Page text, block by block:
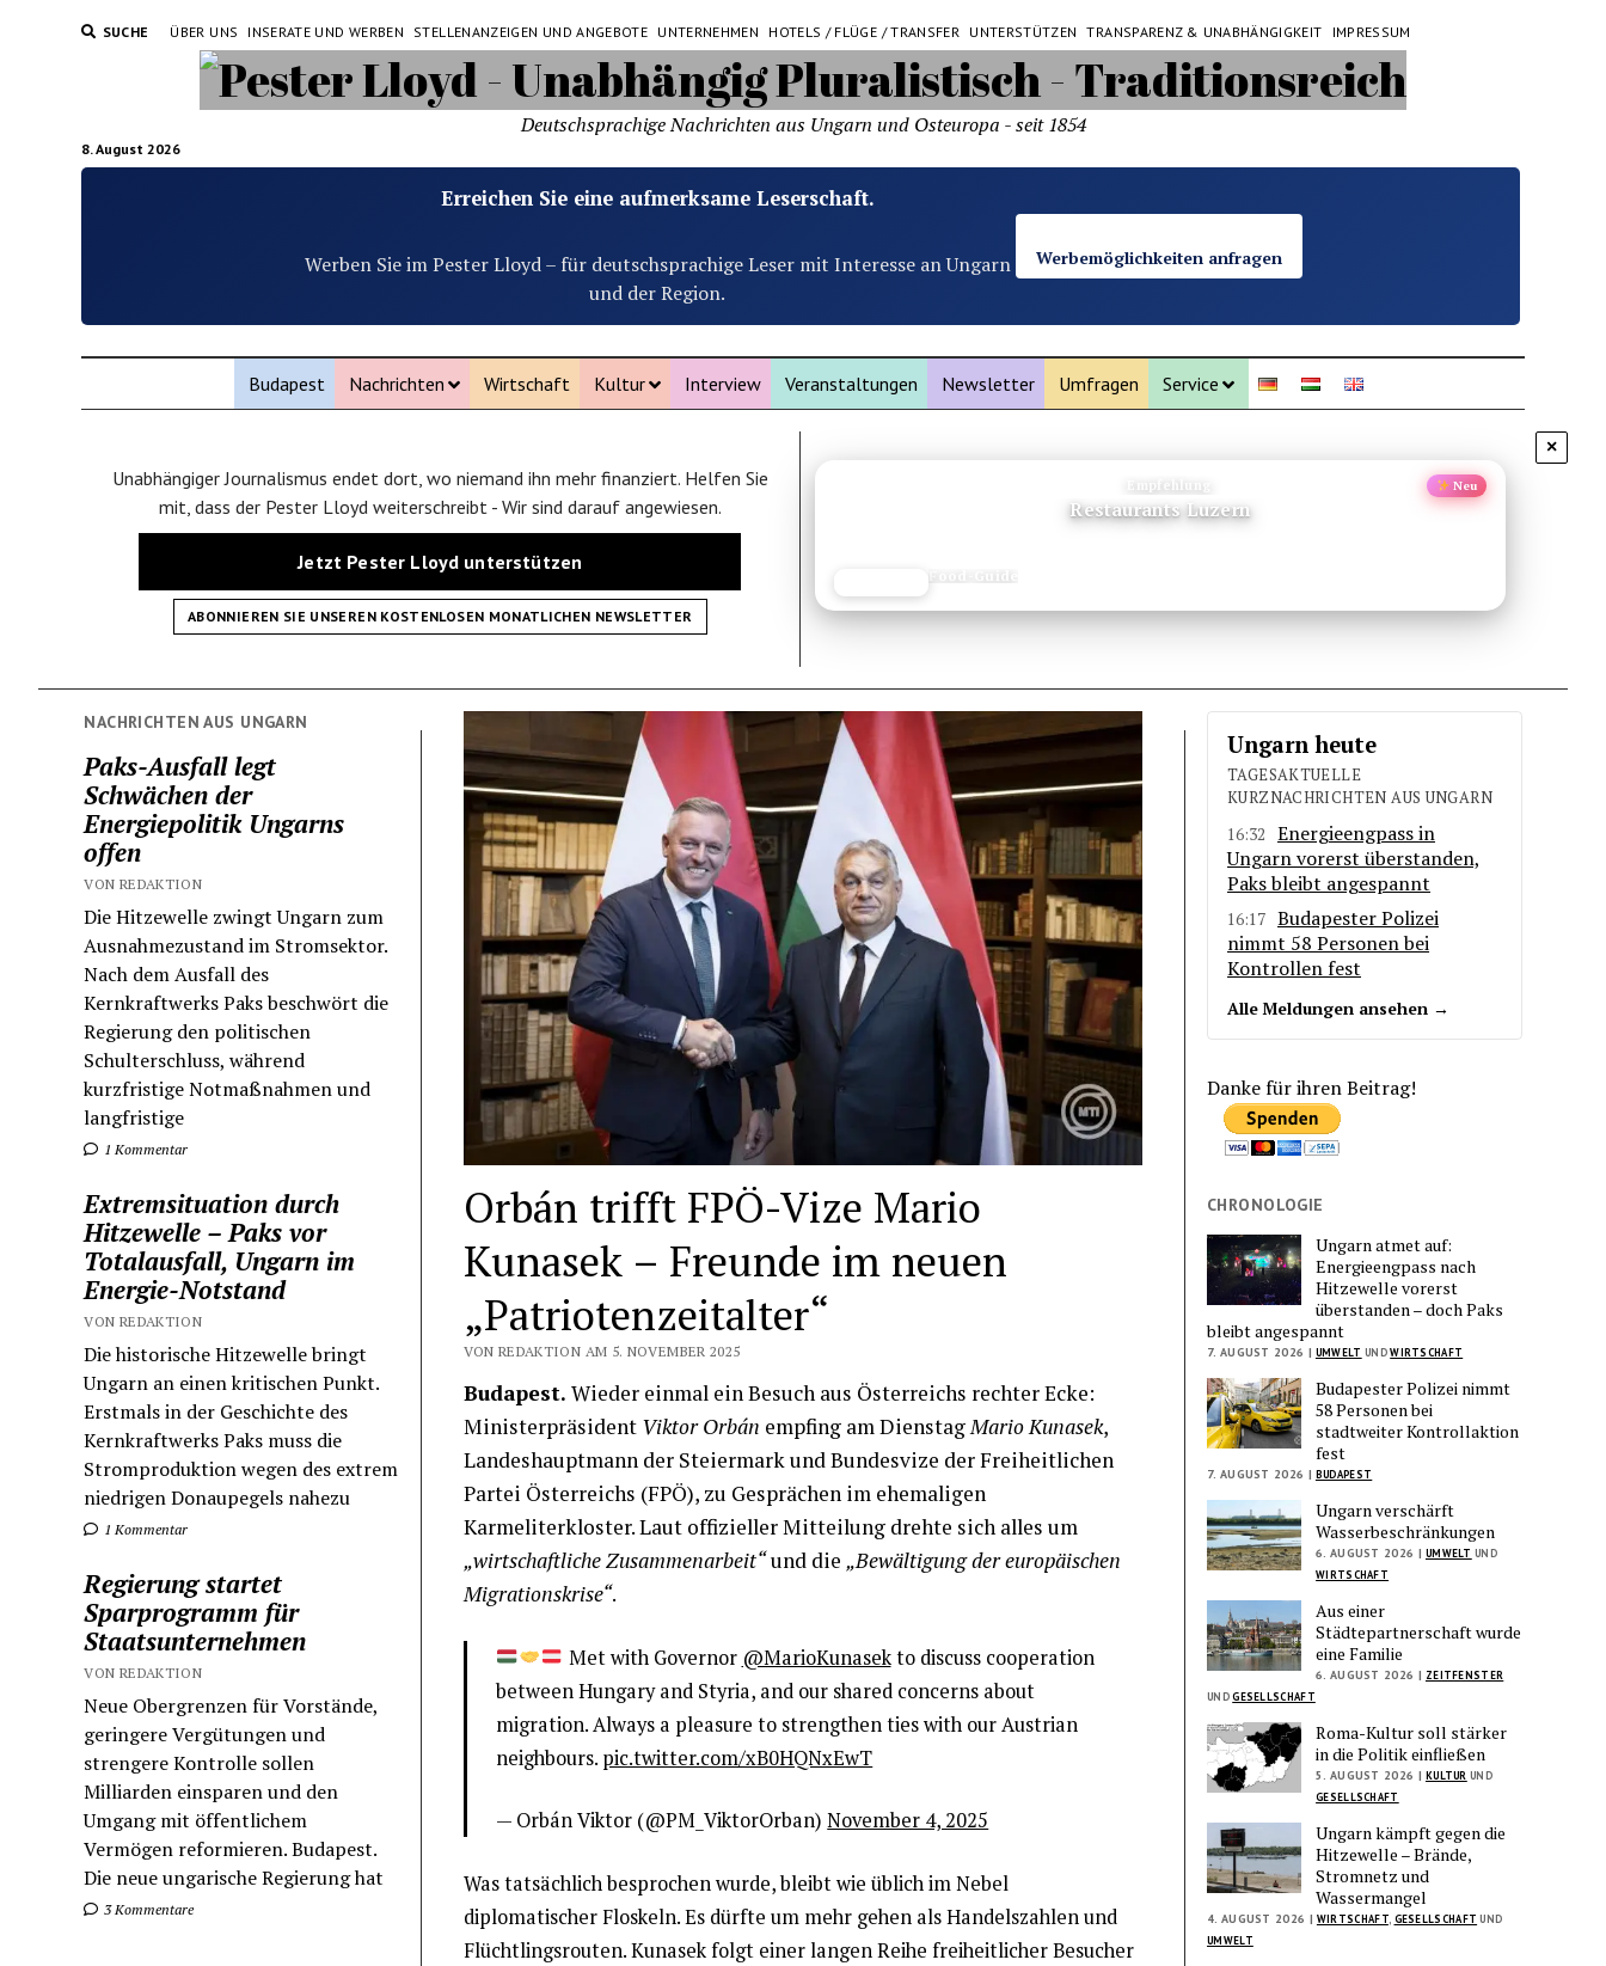
SUCHE ÜBER UNS INSERATE UND WERBEN STELLENANZEIGEN UND ANGEBOTE UNTERNEHMEN HOTELS / FLÜGE / TRANSFER UNTERSTÜTZEN TRANSPARENZ & UNABHÄNGIGKEIT IMPRESSUM
8. August 2026
Deutschsprachige Nachrichten aus Ungarn und Osteuropa - seit 1854
Erreichen Sie eine aufmerksame Leserschaft.
Werben Sie im Pester Lloyd – für deutschsprachige Leser mit Interesse an Ungarn
und der Region.
Werbemöglichkeiten anfragen
Budapest Nachrichten Wirtschaft Kultur Interview Veranstaltungen Newsletter Umfragen Service
×
Unabhängiger Journalismus endet dort, wo niemand ihn mehr finanziert. Helfen Sie
mit, dass der Pester Lloyd weiterschreibt - Wir sind darauf angewiesen.
Jetzt Pester Lloyd unterstützen
ABONNIEREN SIE UNSEREN KOSTENLOSEN MONATLICHEN NEWSLETTER
Empfehlung Neu
Restaurants Luzern
Food-Guide
NACHRICHTEN AUS UNGARN
Paks-Ausfall legt
Schwächen der
Energiepolitik Ungarns
offen
VON REDAKTION
Die Hitzewelle zwingt Ungarn zum
Ausnahmezustand im Stromsektor.
Nach dem Ausfall des
Kernkraftwerks Paks beschwört die
Regierung den politischen
Schulterschluss, während
kurzfristige Notmaßnahmen und
langfristige
1 Kommentar
Extremsituation durch
Hitzewelle – Paks vor
Totalausfall, Ungarn im
Energie-Notstand
VON REDAKTION
Die historische Hitzewelle bringt
Ungarn an einen kritischen Punkt.
Erstmals in der Geschichte des
Kernkraftwerks Paks muss die
Stromproduktion wegen des extrem
niedrigen Donaupegels nahezu
1 Kommentar
Regierung startet
Sparprogramm für
Staatsunternehmen
VON REDAKTION
Neue Obergrenzen für Vorstände,
geringere Vergütungen und
strengere Kontrolle sollen
Milliarden einsparen und den
Umgang mit öffentlichem
Vermögen reformieren. Budapest.
Die neue ungarische Regierung hat
3 Kommentare
Orbán trifft FPÖ-Vize Mario
Kunasek – Freunde im neuen
„Patriotenzeitalter“
VON REDAKTION AM 5. NOVEMBER 2025
Budapest. Wieder einmal ein Besuch aus Österreichs rechter Ecke:
Ministerpräsident Viktor Orbán empfing am DienstagMario Kunasek,
Landeshauptmann der Steiermark und Bundesvize der Freiheitlichen
Partei Österreichs (FPÖ), zu Gesprächen im ehemaligen
Karmeliterkloster. Laut offizieller Mitteilung drehte sich alles um
„wirtschaftliche Zusammenarbeit“und die „Bewältigung der europäischen
Migrationskrise“.
Met with Governor @MarioKunasekto discuss cooperation
between Hungary and Styria, and our shared concerns about
migration. Always a pleasure to strengthen ties with our Austrian
neighbours. pic.twitter.com/xB0HQNxEwT
— Orbán Viktor (@PM_ViktorOrban)November 4, 2025
Was tatsächlich besprochen wurde, bleibt wie üblich im Nebel
diplomatischer Floskeln. Es dürfte um mehr gehen als Handelszahlen und
Flüchtlingsrouten. Kunasek folgt einer langen Reihe freiheitlicher Besucher
Ungarn heute
TAGESAKTUELLE
KURZNACHRICHTEN AUS UNGARN
16:32
Energieengpass in
Ungarn vorerst überstanden,
Paks bleibt angespannt
16:17 Budapester Polizei
nimmt 58 Personen bei
Kontrollen fest
Alle Meldungen ansehen →
Danke für ihren Beitrag!
CHRONOLOGIE
Ungarn atmet auf:
Energieengpass nach
Hitzewelle vorerst
überstanden – doch Paks
bleibt angespannt
7. AUGUST 2026 | UMWELT UNDWIRTSCHAFT
Budapester Polizei nimmt
58 Personen bei
stadtweiter Kontrollaktion
fest
7. AUGUST 2026 | BUDAPEST
Ungarn verschärft
Wasserbeschränkungen
6. AUGUST 2026 | UMWELT UND
WIRTSCHAFT
Aus einer
Städtepartnerschaft wurde
eine Familie
6. AUGUST 2026 | ZEITFENSTER
UNDGESELLSCHAFT
Roma-Kultur soll stärker
in die Politik einfließen
5. AUGUST 2026 | KULTUR UND
GESELLSCHAFT
Ungarn kämpft gegen die
Hitzewelle – Brände,
Stromnetz und
Wassermangel
4. AUGUST 2026 | WIRTSCHAFT, GESELLSCHAFT UND
UMWELT